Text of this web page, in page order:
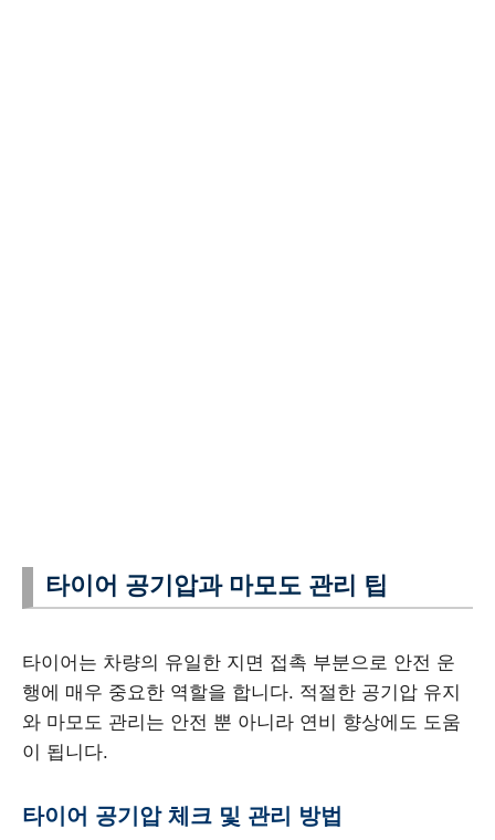
타이어 공기압과 마모도 관리 팁
타이어는 차량의 유일한 지면 접촉 부분으로 안전 운
행에 매우 중요한 역할을 합니다. 적절한 공기압 유지
와 마모도 관리는 안전 뿐 아니라 연비 향상에도 도움
이 됩니다.
타이어 공기압 체크 및 관리 방법